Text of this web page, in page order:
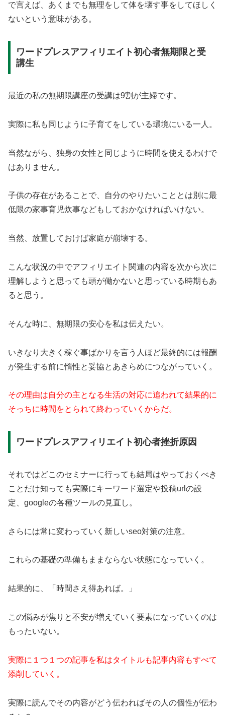
で言えば、あくまでも無理をして体を壊す事をしてほしく
ないという意味がある。
ワードプレスアフィリエイト初心者無期限と受
講生
最近の私の無期限講座の受講は9割が主婦です。
実際に私も同じように子育てをしている環境にいる一人。
当然ながら、独身の女性と同じように時間を使えるわけで
はありません。
子供の存在があることで、自分のやりたいこととは別に最
低限の家事育児炊事などもしておかなければいけない。
当然、放置しておけば家庭が崩壊する。
こんな状況の中でアフィリエイト関連の内容を次から次に
理解しようと思っても頭が働かないと思っている時期もあ
ると思う。
そんな時に、無期限の安心を私は伝えたい。
いきなり大きく稼ぐ事ばかりを言う人ほど最終的には報酬
が発生する前に惰性と妥協とあきらめにつながっていく。
その理由は自分の主となる生活の対応に追われて結果的に
そっちに時間をとられて終わっていくからだ。
ワードプレスアフィリエイト初心者挫折原因
それではどこのセミナーに行っても結局はやっておくべき
ことだけ知っても実際にキーワード選定や投稿urlの設
定、googleの各種ツールの見直し。
さらには常に変わっていく新しいseo対策の注意。
これらの基礎の準備もままならない状態になっていく。
結果的に、「時間さえ得あれば。」
この悩みが焦りと不安が増えていく要素になっていくのは
もったいない。
実際に１つ１つの記事を私はタイトルも記事内容もすべて
添削していく。
実際に読んでその内容がどう伝わればその人の個性が伝わ